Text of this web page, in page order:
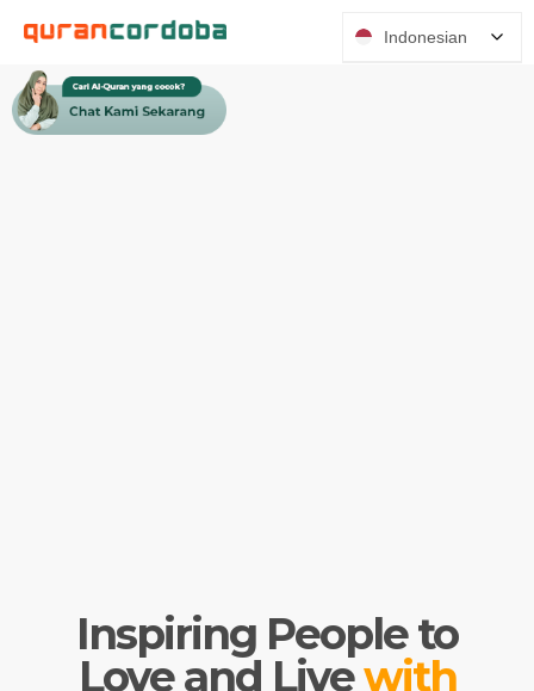
Inspiring People to
Love and Livewith
Indonesian